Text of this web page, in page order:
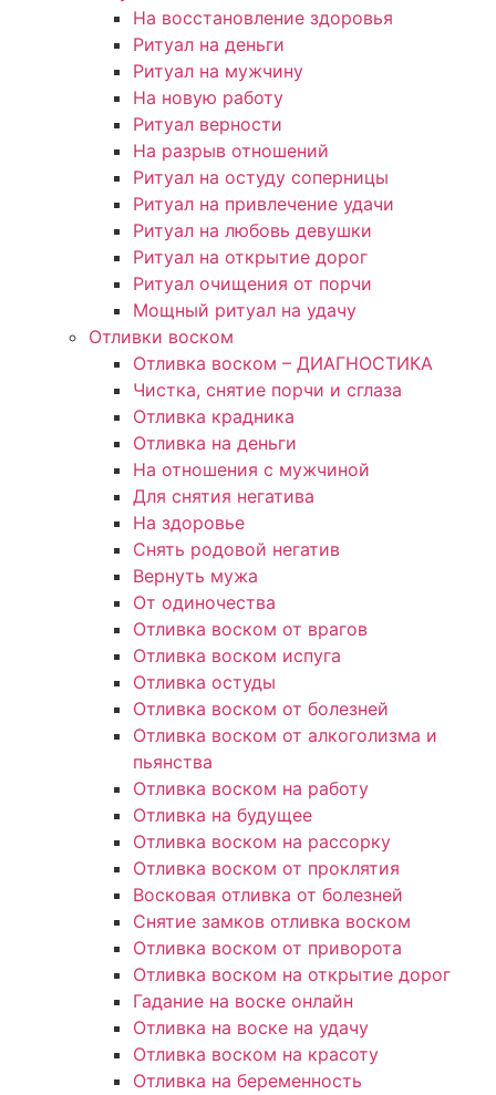
На восстановление здоровья
Ритуал на деньги
Ритуал на мужчину
На новую работу
Ритуал верности
На разрыв отношений
Ритуал на остуду соперницы
Ритуал на привлечение удачи
Ритуал на любовь девушки
Ритуал на открытие дорог
Ритуал очищения от порчи
Мощный ритуал на удачу
Отливки воском
Отливка воском – ДИАГНОСТИКА
Чистка, снятие порчи и сглаза
Отливка крадника
Отливка на деньги
На отношения с мужчиной
Для снятия негатива
На здоровье
Снять родовой негатив
Вернуть мужа
От одиночества
Отливка воском от врагов
Отливка воском испуга
Отливка остуды
Отливка воском от болезней
Отливка воском от алкоголизма и
пьянства
Отливка воском на работу
Отливка на будущее
Отливка воском на рассорку
Отливка воском от проклятия
Восковая отливка от болезней
Снятие замков отливка воском
Отливка воском от приворота
Отливка воском на открытие дорог
Гадание на воске онлайн
Отливка на воске на удачу
Отливка воском на красоту
Отливка на беременность